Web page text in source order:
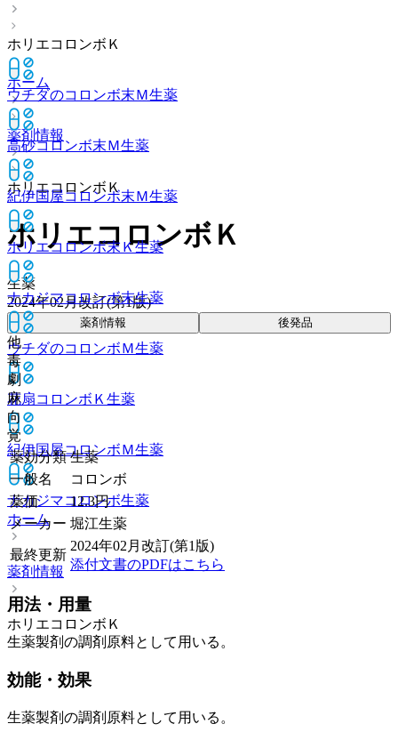
ホリエコロンボＫ
ウチダのコロンボ末Ｍ生薬
高砂コロンボ末Ｍ生薬
紀伊国屋コロンボ末Ｍ生薬
ホリエコロンボ末Ｋ生薬
ナカジマコロンボ末生薬
ウチダのコロンボＭ生薬
花扇コロンボＫ 生薬
紀伊国屋コロンボＭ生薬
ナカジマコロンボ生薬
ホーム
薬剤情報
ホリエコロンボＫ
ホーム
薬剤情報
ホリエコロンボＫ
ホリエコロンボＫ
生薬
2024年02月改訂(第1版)
薬剤情報 後発品
他
毒
劇
麻
向
覚
薬効分類 生薬
一般名
コロンボ
薬価
12.3円
メーカー 堀江生薬
最終更新
2024年02月改訂(第1版)
添付文書のPDFはこちら
用法・用量
生薬製剤の調剤原料として用いる。
効能・効果
生薬製剤の調剤原料として用いる。